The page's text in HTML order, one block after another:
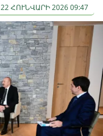
22 ՀՈՒՆՎԱՐԻ 2026 09:47